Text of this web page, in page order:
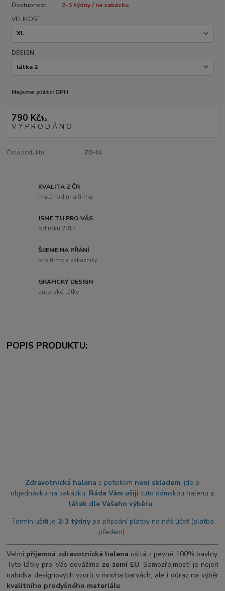
Dostupnost
2-3 týdny / na zakázku
VELIKOST
DESIGN
Nejsme plátci DPH
790 Kč/ks
V Y P R O D Á N O
Číslo produktu: ZD-01
KVALITA Z ČR
malá rodinná firma
JSME TU PRO VÁS
od roku 2013
ŠIJEME NA PŘÁNÍ
pro firmy a zákazníky
GRAFICKÝ DESIGN
autorské látky
POPIS PRODUKTU:
Zdravotnická halena s potiskem není skladem, jde o
objednávku na zakázku. Ráda Vám ušijituto dámskou halenu z
látek dle Vašeho výběru.
Termín ušití je 2-3 týdny po připsání platby na náš účet (platba
předem).
Velmi příjemná zdravotnická halena ušitá z pevné 100% bavlny.
Tyto látky pro Vás dovážíme ze zemí EU. Samozřejmostí je nejen
nabídka designových vzorů v mnoha barvách, ale i důraz na výběr
kvalitního prodyšného materiálu.